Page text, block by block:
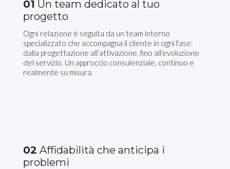
01 Un team dedicato al tuo
progetto
Ogni relazione è seguita da un team interno
specializzato che accompagna il cliente in ogni fase:
dalla progettazione all’attivazione, fino all’evoluzione
del servizio. Un approccio consulenziale, continuo e
realmente su misura.
02 Affidabilità che anticipa i
problemi